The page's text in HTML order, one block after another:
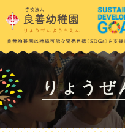
このページの本文へ
りょうぜ